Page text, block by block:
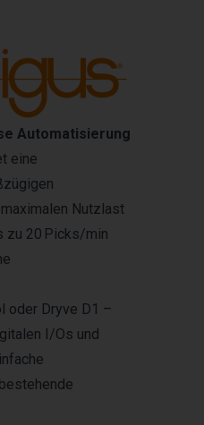
Automatisierung
eine
Nutzlast
zu 20 Picks/min
oder Dryve D1 –
I/Os und